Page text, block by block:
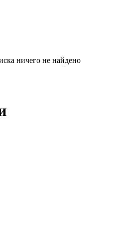
ничего не найдено